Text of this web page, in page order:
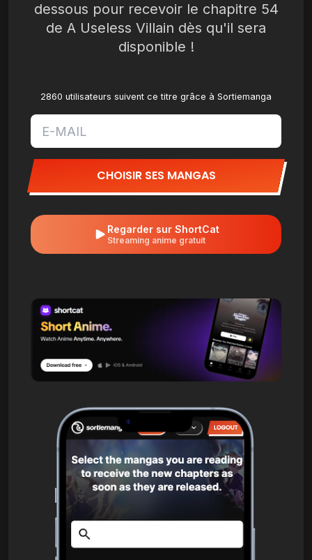
dessous pour recevoir le chapitre 54
de A Useless Villain dès qu'il sera
disponible !
2860 utilisateurs suivent ce titre grâce à Sortiemanga
CHOISIR SES MANGAS
Regarder sur ShortCat
Streaming anime gratuit